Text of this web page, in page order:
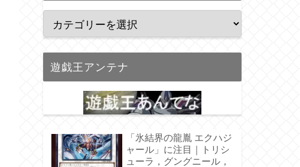
遊戯王アンテナ
「氷結界の龍胤 エクハジ
ャール」に注目｜トリシ
ューラ，グングニール，